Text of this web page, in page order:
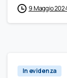
9 Maggio
In evidenza